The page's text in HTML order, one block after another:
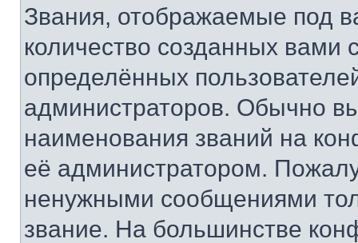
Звания, отображаемые под
количество созданных
определённых
администраторов. Обычно
наименования званий на
её администратором.
ненужными сообщениями
звание. На большинстве